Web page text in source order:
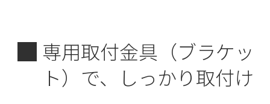
■ 専用取付金具（ブラケッ
ト）で、しっかり取付け